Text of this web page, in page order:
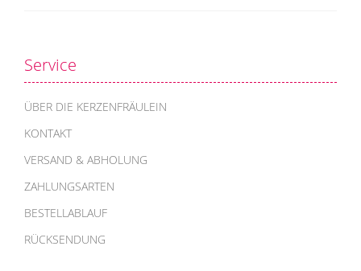
Service
ÜBER DIE KERZENFRÄULEIN
KONTAKT
VERSAND & ABHOLUNG
ZAHLUNGSARTEN
BESTELLABLAUF
RÜCKSENDUNG